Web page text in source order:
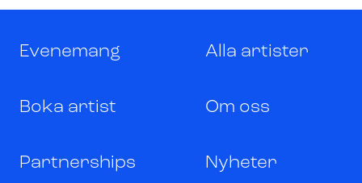
Evenemang Alla artister
Boka artist Om oss
Partnerships Nyheter